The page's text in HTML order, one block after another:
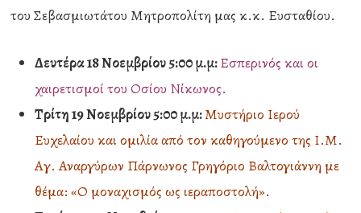
του Σεβασμιωτάτου Μητροπολίτη μας κ.κ. Ευσταθίου.
Δευτέρα 18 Νοεμβρίου 5:00 μ.μ:Εσπερινός και οι
χαιρετισμοί του Οσίου Νίκωνος.
Τρίτη 19 Νοεμβρίου 5:00 μ.μ:Μυστήριο Ιερού
Ευχελαίου και ομιλία από τον καθηγούμενο της Ι.Μ.
Αγ. Αναργύρων Πάρνωνος Γρηγόριο Βαλτογιάννη με
θέμα: «Ο μοναχισμός ως ιεραποστολή».